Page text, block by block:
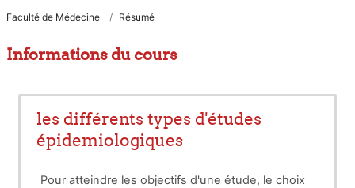
Faculté de Médecine Résumé
Informations du cours
les différents types d'études
épidemiologiques
Pour atteindre les objectifs d'une étude, le choix